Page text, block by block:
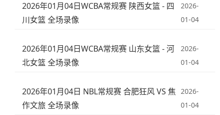
2026年01月04日WCBA常规赛 陕西女篮 - 四
川女篮 全场录像
2026-
01-04
2026年01月04日WCBA常规赛 山东女篮 - 河
北女篮 全场录像
2026-
01-04
2026年01月04日 NBL常规赛 合肥狂风 VS 焦
作文旅 全场录像
2026-
01-04